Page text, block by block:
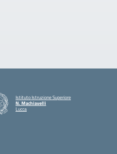
Istituto Istruzione Superiore
N. Machiavelli
Lucca